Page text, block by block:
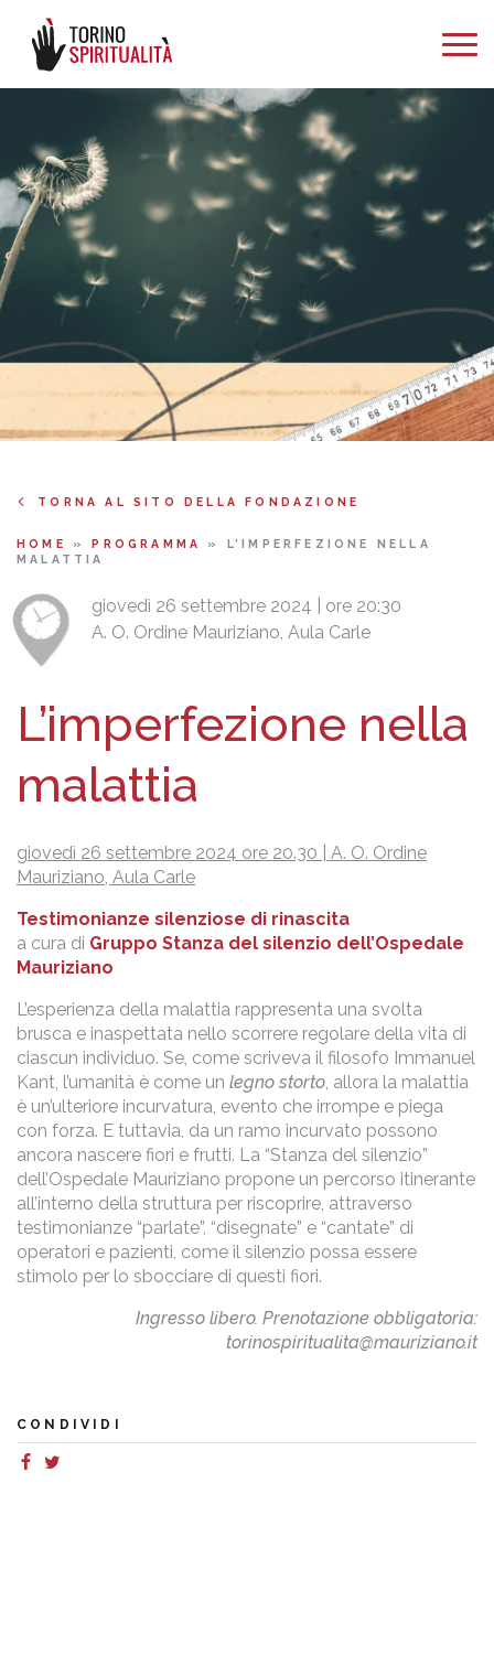
TORNA AL SITO DELLA FONDAZIONE
HOME »PROGRAMMA » L’IMPERFEZIONE NELLA
MALATTIA
giovedì 26 settembre 2024 | ore 20:30
A. O. Ordine Mauriziano, Aula Carle
L’imperfezione nella
malattia
giovedì 26 settembre 2024 ore 20.30 | A. O. Ordine
Mauriziano, Aula Carle
Testimonianze silenziose di rinascita
a cura di Gruppo Stanza del silenzio dell’Ospedale
Mauriziano
L’esperienza della malattia rappresenta una svolta
brusca e inaspettata nello scorrere regolare della vita di
ciascun individuo. Se, come scriveva il filosofo Immanuel
Kant, l’umanità è come un legno storto , allora la malattia
è un’ulteriore incurvatura, evento che irrompe e piega
con forza. E tuttavia, da un ramo incurvato possono
ancora nascere fiori e frutti. La “Stanza del silenzio”
dell’Ospedale Mauriziano propone un percorso itinerante
all’interno della struttura per riscoprire, attraverso
testimonianze “parlate”, “disegnate” e “cantate” di
operatori e pazienti, come il silenzio possa essere
stimolo per lo sbocciare di questi fiori.
Ingresso libero. Prenotazione obbligatoria:
torinospiritualita@mauriziano.it
CONDIVIDI